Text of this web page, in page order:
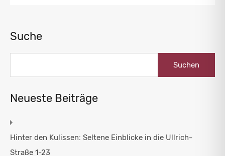
Suche
nach:
Neueste Beiträge
Hinter den Kulissen: Seltene Einblicke in die Ullrich-
Straße 1-23